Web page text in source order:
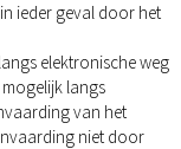
ieder geval door het
elektronische weg
langs
van het
niet door